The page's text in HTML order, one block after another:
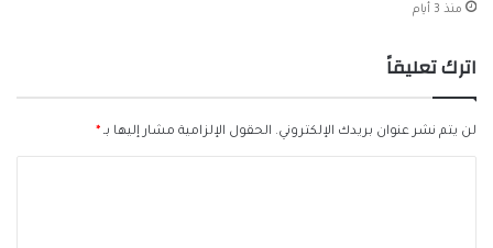
منذ 3 أيام
اترك تعليقاً
لن يتم نشر عنوان بريدك الإلكتروني. الحقول الإلزامية مشار إليها بـ *